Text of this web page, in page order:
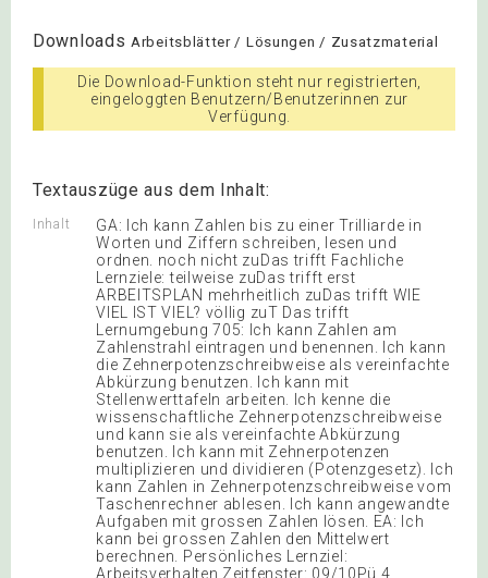
Downloads Arbeitsblätter / Lösungen / Zusatzmaterial
Die Download-Funktion steht nur registrierten,
eingeloggten Benutzern/Benutzerinnen zur
Verfügung.
Textauszüge aus dem Inhalt:
Inhalt
GA: Ich kann Zahlen bis zu einer Trilliarde in
Worten und Ziffern schreiben, lesen und
ordnen. noch nicht zuDas trifft Fachliche
Lernziele: teilweise zuDas trifft erst
ARBEITSPLAN mehrheitlich zuDas trifft WIE
VIEL IST VIEL? völlig zuT Das trifft
Lernumgebung 705: Ich kann Zahlen am
Zahlenstrahl eintragen und benennen. Ich kann
die Zehnerpotenzschreibweise als vereinfachte
Abkürzung benutzen. Ich kann mit
Stellenwerttafeln arbeiten. Ich kenne die
wissenschaftliche Zehnerpotenzschreibweise
und kann sie als vereinfachte Abkürzung
benutzen. Ich kann mit Zehnerpotenzen
multiplizieren und dividieren (Potenzgesetz). Ich
kann Zahlen in Zehnerpotenzschreibweise vom
Taschenrechner ablesen. Ich kann angewandte
Aufgaben mit grossen Zahlen lösen. EA: Ich
kann bei grossen Zahlen den Mittelwert
berechnen. Persönliches Lernziel:
Arbeitsverhalten Zeitfenster: 09/10Pü 4